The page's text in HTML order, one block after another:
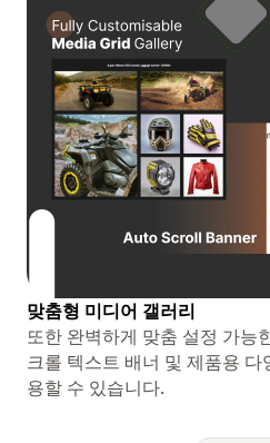
맞춤형 미디어 갤러리
또한 완벽하게 맞춤 설정 가능
크롤 텍스트 배너 및 제품용
용할 수 있습니다.